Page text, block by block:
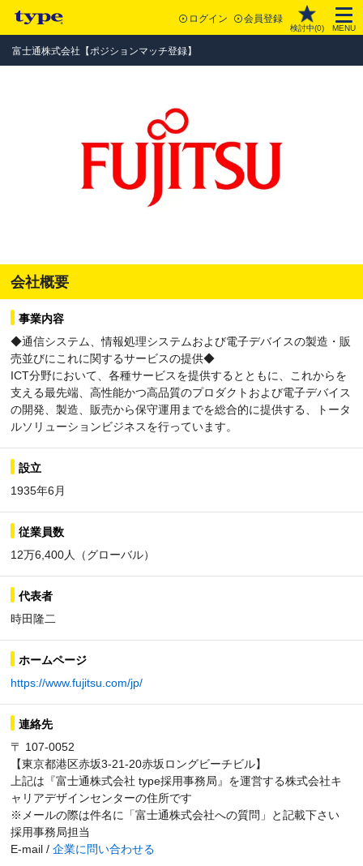
ログイン 会員登録
検討中(0) MENU
富士通株式会社【ポジションマッチ登録】
会社概要
事業内容
◆通信システム、情報処理システムおよび電子デバイスの製造・販
売並びにこれに関するサービスの提供◆
ICT分野において、各種サービスを提供するとともに、これからを
支える最先端、高性能かつ高品質のプロダクトおよび電子デバイス
の開発、製造、販売から保守運用までを総合的に提供する、トータ
ルソリューションビジネスを行っています。
設立
1935年6月
従業員数
12万6,400人（グローバル）
代表者
時田隆二
ホームページ
https://www.fujitsu.com/jp/
連絡先
〒 107-0052
【東京都港区赤坂3-21-20赤坂ロングビーチビル】
上記は『富士通株式会社 type採用事務局』を運営する株式会社キ
ャリアデザインセンターの住所です
※メールの際は件名に「富士通株式会社への質問」と記載下さい
採用事務局担当
E-mail / 企業に問い合わせる